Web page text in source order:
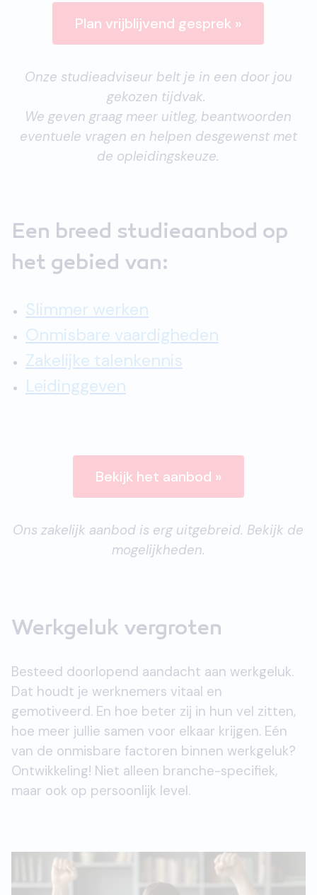
Plan vrijblijvend gesprek »
Onze studieadviseur belt je in een door jou
gekozen tijdvak.
We geven graag meer uitleg, beantwoorden
eventuele vragen en helpen desgewenst met
de opleidingskeuze.
Een breed studieaanbod op
het gebied van:
Slimmer werken
Onmisbare vaardigheden
Zakelijke talenkennis
Leidinggeven
Bekijk het aanbod »
Ons zakelijk aanbod is erg uitgebreid. Bekijk de
mogelijkheden.
Werkgeluk vergroten
Besteed doorlopend aandacht aan werkgeluk.
Dat houdt je werknemers vitaal en
gemotiveerd. En hoe beter zij in hun vel zitten,
hoe meer jullie samen voor elkaar krijgen. Eén
van de onmisbare factoren binnen werkgeluk?
Ontwikkeling! Niet alleen branche-specifiek,
maar ook op persoonlijk level.